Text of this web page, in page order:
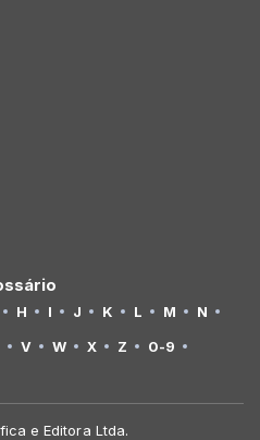
H I J K L M
N
V W X Z 0-9
e Editora Ltda.